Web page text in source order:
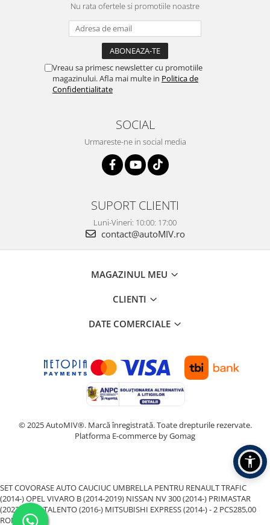
Nu rata ofertele si promotiile noastre
Vreau sa primesc newsletter cu promotiile
magazinului. Afla mai multe in Politica de
Confidentialitate
SOCIAL
Urmareste-ne in social media
SUPORT CLIENTI
Luni-Vineri: 10:00: 17:00
contact@autoMIV.ro
MAGAZINUL MEU
CLIENTI
DATE COMERCIALE
© 2025 AutoMIV®. Marcă înregistrată. Toate drepturile rezervate.
Platforma E-commerce by Gomag
SET COVORASE AUTO CAUCIUC UMBRELLA PENTRU RENAULT TRAFIC
(2014-) OPEL VIVARO B (2014-2019) NISSAN NV 300 (2014-) PRIMASTAR
(2022-) FIAT TALENTO (2016-) MITSUBISHI EXPRESS (2014-) - 2 PCS285,00
RON